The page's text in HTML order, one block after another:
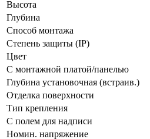
Высота
Глубина
Способ монтажа
Степень защиты (IP)
Цвет
С монтажной платой/панелью
Глубина установочная (встраив.)
Отделка поверхности
Тип крепления
С полем для надписи
Номин. напряжение